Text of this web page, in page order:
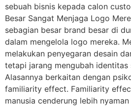
sebuah bisnis kepada calon
Besar Sangat Menjaga Logo
sebagian besar brand besar di
dalam mengelola logo mereka.
melakukan penyegaran desain
tetapi jarang mengubah identitas
Alasannya berkaitan dengan
familiarity effect. Familiarity
manusia cenderung lebih